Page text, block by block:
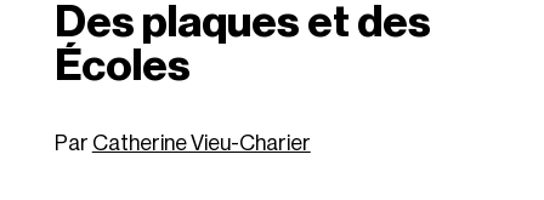
Des plaques et des
Écoles
Catherine Vieu-Charier